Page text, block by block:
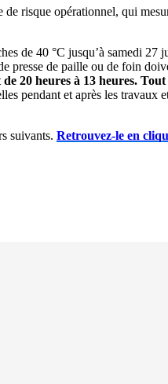
risque opérationnel, qui
de 40 °C jusqu’à samedi 27
presse de paille ou de foin
20 heures à 13 heures.
pendant et après les travaux
suivants. Retrouvez-le en